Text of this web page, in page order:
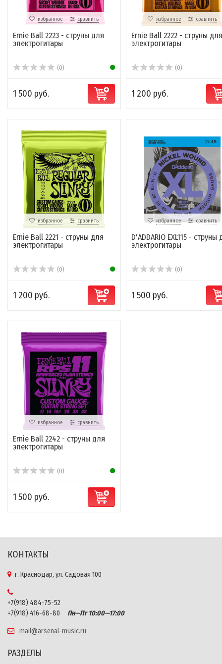
избранное сравнить
Ernie Ball 2223 - струны для
электрогитары
(0)
1 500 руб.
избранное сравнить
Ernie Ball 2222 - струны для
электрогитары
(0)
1 200 руб.
избранное сравнить
Ernie Ball 2221 - струны для
электрогитары
(0)
1 200 руб.
избранное сравнить
D'ADDARIO EXL115 - струны
электрогитары
(0)
1 500 руб.
избранное сравнить
Ernie Ball 2242 - струны для
электрогитары
(0)
1 500 руб.
КОНТАКТЫ
г. Краснодар, ул. Садовая 100
+7(918) 484-75-52
+7(918) 416-68-80
Пн—Пт 10:00—17:00
mail@arsenal-music.ru
РАЗДЕЛЫ